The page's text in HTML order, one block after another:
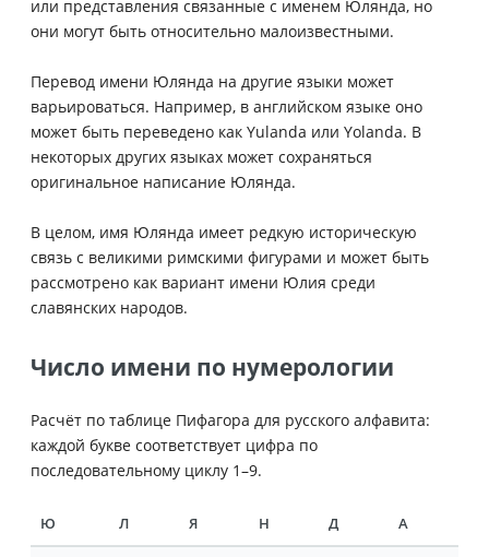
или представления связанные с именем Юлянда, но
они могут быть относительно малоизвестными.
Перевод имени Юлянда на другие языки может
варьироваться. Например, в английском языке оно
может быть переведено как Yulanda или Yolanda. В
некоторых других языках может сохраняться
оригинальное написание Юлянда.
В целом, имя Юлянда имеет редкую историческую
связь с великими римскими фигурами и может быть
рассмотрено как вариант имени Юлия среди
славянских народов.
Число имени по нумерологии
Расчёт по таблице Пифагора для русского алфавита:
каждой букве соответствует цифра по
последовательному циклу 1–9.
Ю Л Я Н Д А